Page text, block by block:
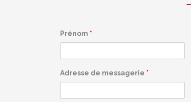
Prénom *
Adresse de messagerie *